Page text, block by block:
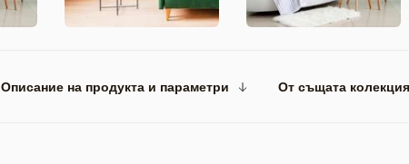
Описание на продукта и параметри От същата колекция